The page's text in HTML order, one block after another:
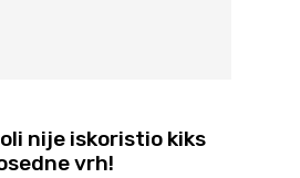
nije iskoristio kiks
vrh!